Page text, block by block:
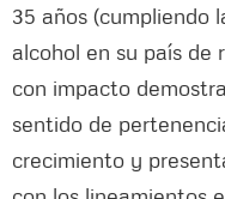
35 años (cumpliendo
alcohol en su país de
con impacto
sentido de
crecimiento y